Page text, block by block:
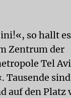
so hallt
Zentrum der
Tel
Tausende
auf den